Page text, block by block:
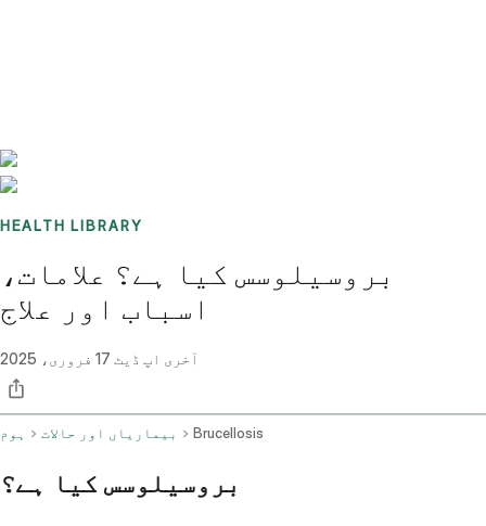
HEALTH LIBRARY
بروسیلوسس کیا ہے؟ علامات،
اسباب اور علاج
آخری اپ ڈیٹ 17 فروری، 2025
ہوم بیماریاں اور حالات Brucellosis
بروسیلوسس کیا ہے؟